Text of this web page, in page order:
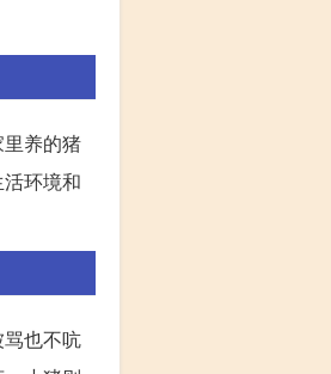
养的猪
环境和
也不吭